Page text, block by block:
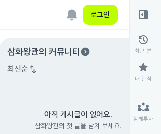
로그인
삼화왕관의 커뮤니티 expand_circle_right
최신순 swap_vert
아직 게시글이 없어요.
삼화왕관의 첫 글을 남겨 보세요.
right_panel_open
history
최근 본
star
내 관심
partner_exchange
함께투자